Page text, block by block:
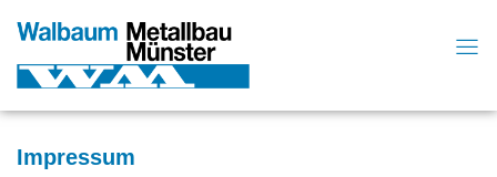
Impressum